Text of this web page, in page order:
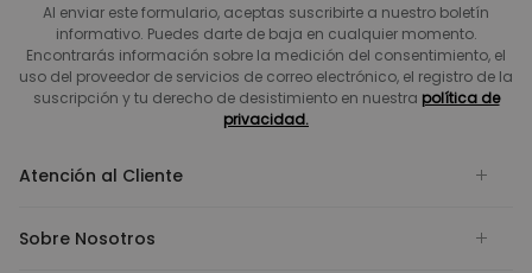
Al enviar este formulario, aceptas suscribirte a nuestro boletín
informativo. Puedes darte de baja en cualquier momento.
Encontrarás información sobre la medición del consentimiento, el
uso del proveedor de servicios de correo electrónico, el registro de la
suscripción y tu derecho de desistimiento en nuestra política de
privacidad.
Atención al Cliente
Sobre Nosotros